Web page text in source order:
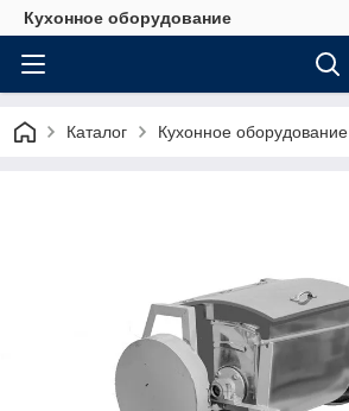
Кухонное оборудование
Каталог Кухонное оборудование